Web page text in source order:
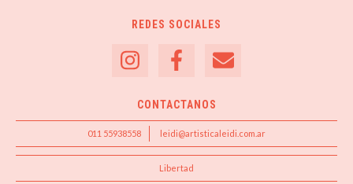
REDES SOCIALES
CONTACTANOS
011 55938558 leidi@artisticaleidi.com.ar
Libertad